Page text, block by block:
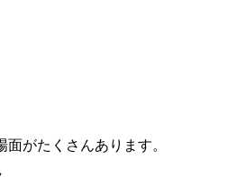
がたくさんあります。